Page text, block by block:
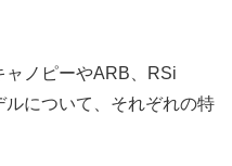
ャノピーやARB、RSi
について、それぞれの特